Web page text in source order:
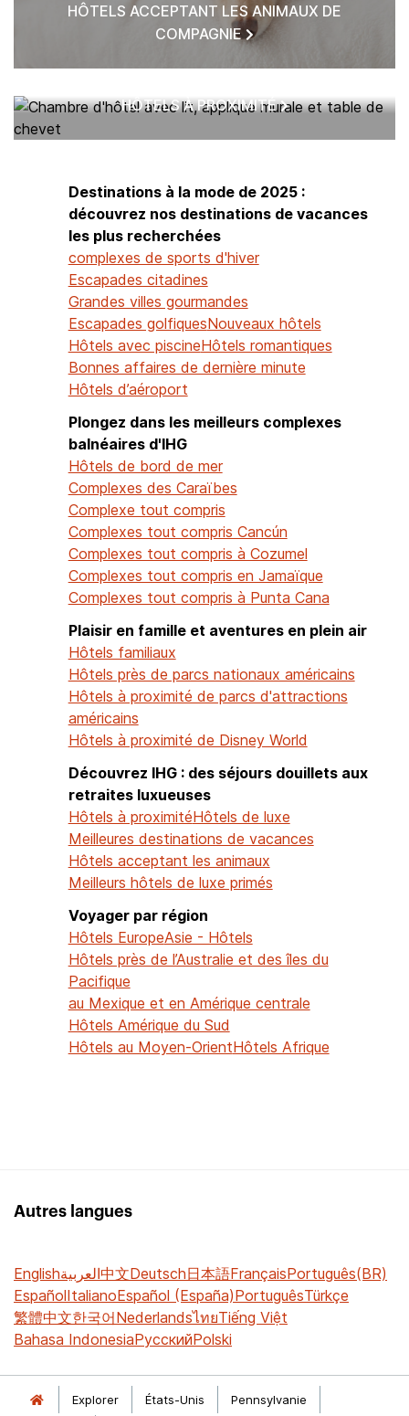
HÔTELS ACCEPTANT LES ANIMAUX DE
COMPAGNIE
HÔTELS À PROXIMITÉ
Destinations à la mode de 2025 :
découvrez nos destinations de vacances
les plus recherchées
complexes de sports d'hiver
Escapades citadines
Grandes villes gourmandes
Escapades golfiquesNouveaux hôtels
Hôtels avec piscineHôtels romantiques
Bonnes affaires de dernière minute
Hôtels d’aéroport
Plongez dans les meilleurs complexes
balnéaires d'IHG
Hôtels de bord de mer
Complexes des Caraïbes
Complexe tout compris
Complexes tout compris Cancún
Complexes tout compris à Cozumel
Complexes tout compris en Jamaïque
Complexes tout compris à Punta Cana
Plaisir en famille et aventures en plein air
Hôtels familiaux
Hôtels près de parcs nationaux américains
Hôtels à proximité de parcs d'attractions
américains
Hôtels à proximité de Disney World
Découvrez IHG : des séjours douillets aux
retraites luxueuses
Hôtels à proximitéHôtels de luxe
Meilleures destinations de vacances
Hôtels acceptant les animaux
Meilleurs hôtels de luxe primés
Voyager par région
Hôtels EuropeAsie - Hôtels
Hôtels près de l’Australie et des îles du
Pacifique
au Mexique et en Amérique centrale
Hôtels Amérique du Sud
Hôtels au Moyen-OrientHôtels Afrique
Autres langues
Englishالعربية中文Deutsch日本語FrançaisPortuguês(BR)
EspañolItalianoEspañol (España)PortuguêsTürkçe
繁體中文한국어NederlandsไทยTiếng Việt
Bahasa IndonesiaРусскийPolski
Explorer États-Unis
Pennsylvanie